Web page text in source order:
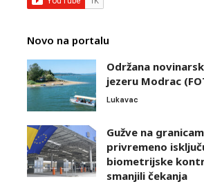
Novo na portalu
Održana
jezeru Modrac
Lukavac
Gužve na
privremeno
biometrijske
smanjili čekanja